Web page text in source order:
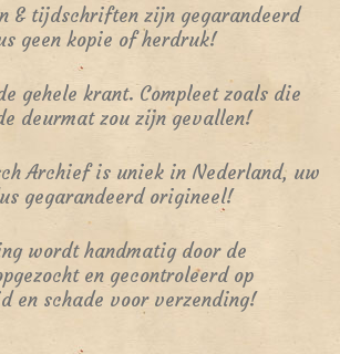
& tijdschriften zijn gegarandeerd
geen kopie of herdruk!
gehele krant. Compleet zoals die
deurmat zou zijn gevallen!
Archief is uniek in Nederland, uw
gegarandeerd origineel!
wordt handmatig door de
en gecontroleerd op
en schade voor verzending!